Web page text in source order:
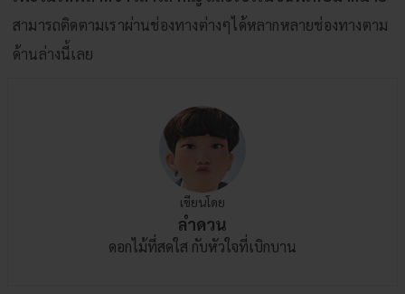
สามารถติดตามเราผ่านช่องทางต่างๆได้หลากหลายช่องทางตาม
ด้านล่างนี้เลย
เขียนโดย
ลำดวน
ดอกไม้ที่สดใส กับหัวใจที่เบิกบาน